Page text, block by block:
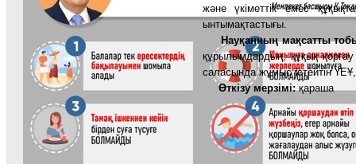
және үкіметтік емес
ынтымақтастығы.
Науқанның мақсатты
құрылымдардың, құқық
саласында жұмыс істейтін
Өткізу мерзімі:қараша